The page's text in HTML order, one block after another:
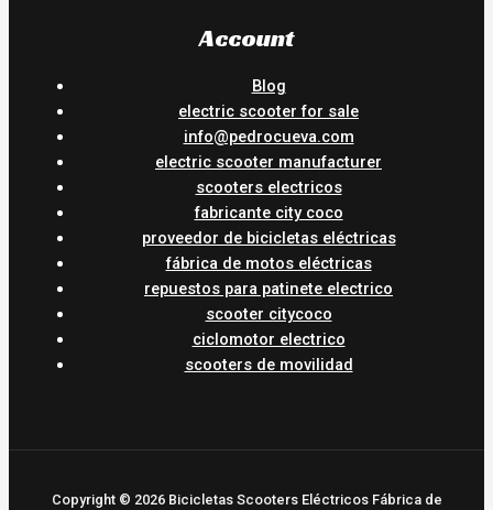
Account
Blog
electric scooter for sale
info@pedrocueva.com
electric scooter manufacturer
scooters electricos
fabricante city coco
proveedor de bicicletas eléctricas
fábrica de motos eléctricas
repuestos para patinete electrico
scooter citycoco
ciclomotor electrico
scooters de movilidad
Copyright © 2026 Bicicletas Scooters Eléctricos Fábrica de